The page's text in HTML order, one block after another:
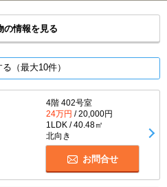
の情報を見る
（最大10件）
4階 402号室
24万円 / 20,000円
1LDK / 40.48㎡
北向き
お問合せ